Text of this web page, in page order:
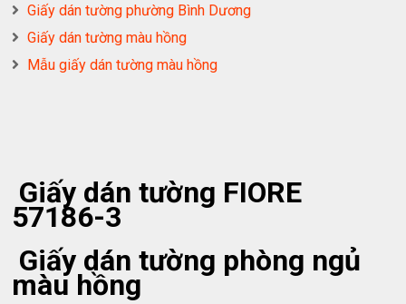
Giấy dán tường phường Bình Dương
Giấy dán tường màu hồng
Mẫu giấy dán tường màu hồng
Giấy dán tường FIORE
57186-3
Giấy dán tường phòng ngủ
màu hồng